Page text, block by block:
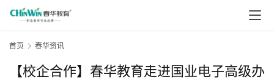
首页 春华资讯
【校企合作】春华教育走进国业电子高级办